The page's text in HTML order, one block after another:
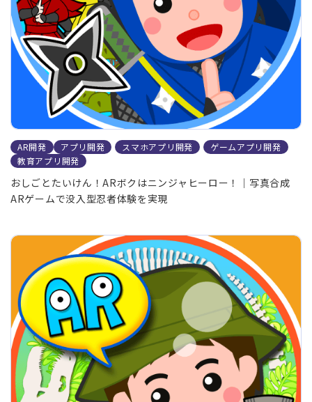
AR開発 アプリ開発 スマホアプリ開発
ゲームアプリ開発
教育アプリ開発
おしごとたいけん！ARボクはニンジャヒーロー！｜写真合成
ARゲームで没入型忍者体験を実現